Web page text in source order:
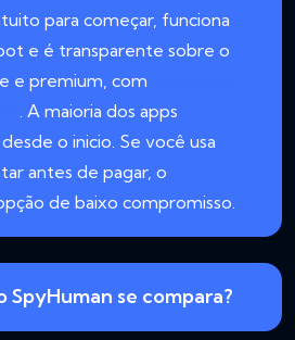
para começar, funciona
e é transparente sobre o
e premium, com
. A maioria dos apps
o inicio. Se você usa
antes de pagar, o
de baixo compromisso.
SpyHuman se compara?